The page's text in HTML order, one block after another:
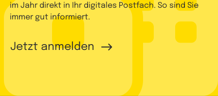
im Jahr direkt in Ihr digitales Postfach. So sind Sie
immer gut informiert.
Jetzt anmelden